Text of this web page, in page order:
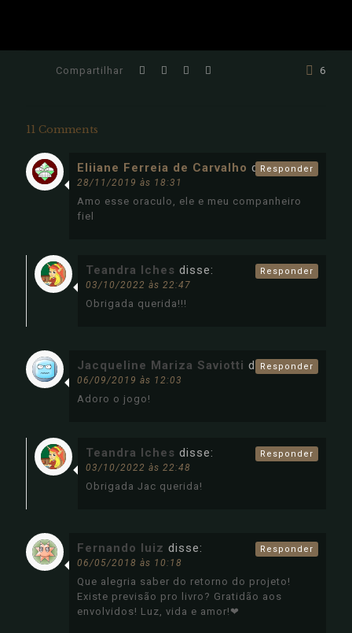
6
11 Comments
Eliiane Ferreia de Carvalho disse:
28/11/2019 às 18:31
Amo esse oraculo, ele e meu companheiro
fiel
Responder
Teandra Iches disse:
03/10/2022 às 22:47
Obrigada querida!!!
Responder
Jacqueline Mariza Saviotti disse:
06/09/2019 às 12:03
Adoro o jogo!
Responder
Teandra Iches disse:
03/10/2022 às 22:48
Obrigada Jac querida!
Responder
Fernando luiz disse:
06/05/2018 às 10:18
Que alegria saber do retorno do projeto!
Existe previsão pro livro? Gratidão aos
envolvidos! Luz, vida e amor!❤
Responder